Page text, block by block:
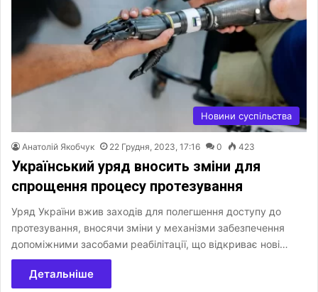
Новини суспільства
Анатолій Якобчук 22 Грудня, 2023, 17:16 0 423
Український уряд вносить зміни для
спрощення процесу протезування
Уряд України вжив заходів для полегшення доступу до
протезування, вносячи зміни у механізми забезпечення
допоміжними засобами реабілітації, що відкриває нові…
Детальніше